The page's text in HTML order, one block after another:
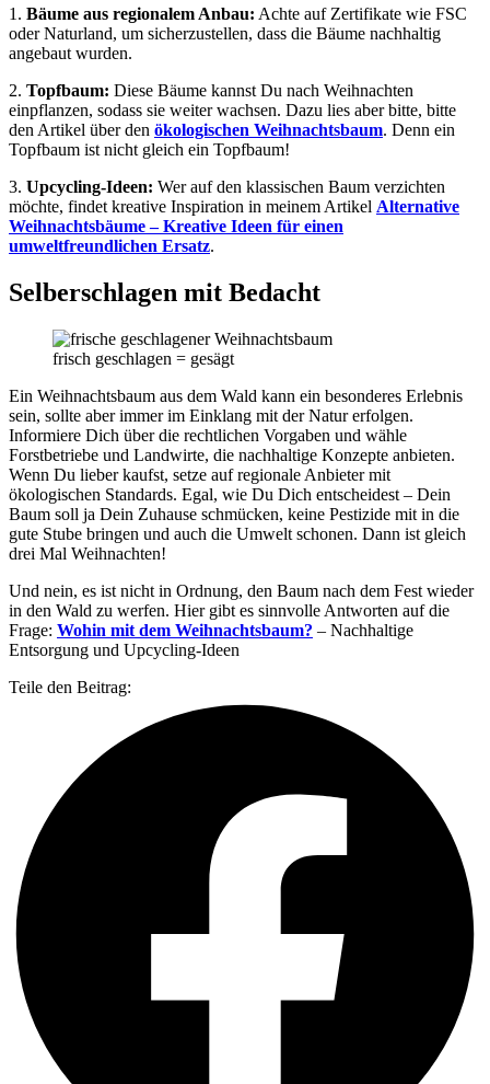
1. Bäume aus regionalem Anbau: Achte auf Zertifikate wie FSC
oder Naturland, um sicherzustellen, dass die Bäume nachhaltig
angebaut wurden.
2. Topfbaum: Diese Bäume kannst Du nach Weihnachten
einpflanzen, sodass sie weiter wachsen. Dazu lies aber bitte, bitte
den Artikel über den ökologischen Weihnachtsbaum. Denn ein
Topfbaum ist nicht gleich ein Topfbaum!
3. Upcycling-Ideen: Wer auf den klassischen Baum verzichten
möchte, findet kreative Inspiration in meinem Artikel Alternative
Weihnachtsbäume– Kreative Ideen für einen
umweltfreundlichen Ersatz.
Selberschlagen mit Bedacht
frisch geschlagen = gesägt
Ein Weihnachtsbaum aus dem Wald kann ein besonderes Erlebnis
sein, sollte aber immer im Einklang mit der Natur erfolgen.
Informiere Dich über die rechtlichen Vorgaben und wähle
Forstbetriebe und Landwirte, die nachhaltige Konzepte anbieten.
Wenn Du lieber kaufst, setze auf regionale Anbieter mit
ökologischen Standards. Egal, wie Du Dich entscheidest – Dein
Baum soll ja Dein Zuhause schmücken, keine Pestizide mit in die
gute Stube bringen und auch die Umwelt schonen. Dann ist gleich
drei Mal Weihnachten!
Und nein, es ist nicht in Ordnung, den Baum nach dem Fest wieder
in den Wald zu werfen. Hier gibt es sinnvolle Antworten auf die
Frage: Wohin mit dem Weihnachtsbaum? – Nachhaltige
Entsorgung und Upcycling-Ideen
Teile den Beitrag: